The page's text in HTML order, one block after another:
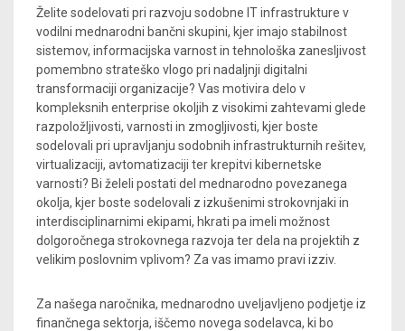
Želite sodelovati pri razvoju sodobne IT infrastrukture v
vodilni mednarodni bančni skupini, kjer imajo stabilnost
sistemov, informacijska varnost in tehnološka zanesljivost
pomembno strateško vlogo pri nadaljnji digitalni
transformaciji organizacije? Vas motivira delo v
kompleksnih enterprise okoljih z visokimi zahtevami glede
razpoložljivosti, varnosti in zmogljivosti, kjer boste
sodelovali pri upravljanju sodobnih infrastrukturnih rešitev,
virtualizaciji, avtomatizaciji ter krepitvi kibernetske
varnosti? Bi želeli postati del mednarodno povezanega
okolja, kjer boste sodelovali z izkušenimi strokovnjaki in
interdisciplinarnimi ekipami, hkrati pa imeli možnost
dolgoročnega strokovnega razvoja ter dela na projektih z
velikim poslovnim vplivom? Za vas imamo pravi izziv.
Za našega naročnika, mednarodno uveljavljeno podjetje iz
finančnega sektorja, iščemo novega sodelavca, ki bo